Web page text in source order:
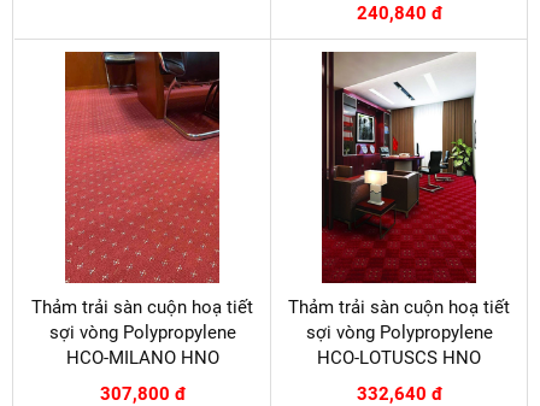
240,840 đ
Thảm trải sàn cuộn hoạ tiết
sợi vòng Polypropylene
HCO-MILANO HNO
307,800 đ
Thảm trải sàn cuộn hoạ tiết
sợi vòng Polypropylene
HCO-LOTUSCS HNO
332,640 đ